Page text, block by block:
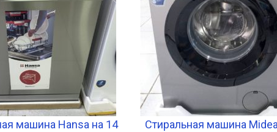
машина Hansa на 14
Стиральная машина